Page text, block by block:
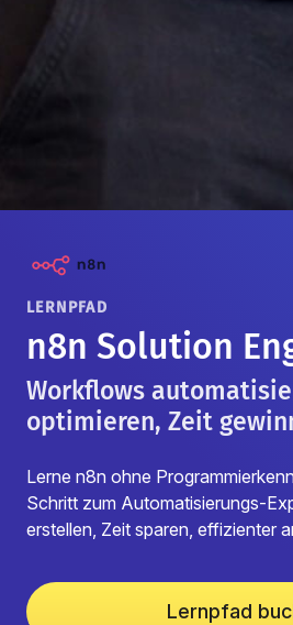
LERNPFAD
n8n Solution
Workflows
optimieren, Zeit
Lerne n8n ohne
Schritt zum Automatisierungs-
erstellen, Zeit sparen, effizienter
Lernpfad